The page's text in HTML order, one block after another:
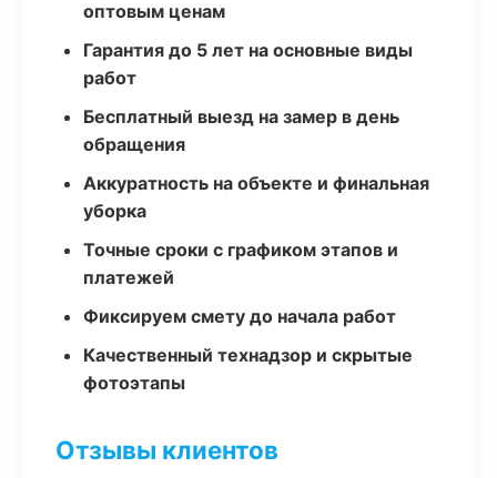
оптовым ценам
Гарантия до 5 лет на основные виды
работ
Бесплатный выезд на замер в день
обращения
Аккуратность на объекте и финальная
уборка
Точные сроки с графиком этапов и
платежей
Фиксируем смету до начала работ
Качественный технадзор и скрытые
фотоэтапы
Отзывы клиентов